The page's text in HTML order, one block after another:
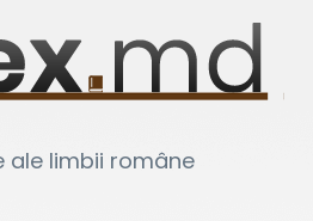
ale limbii române